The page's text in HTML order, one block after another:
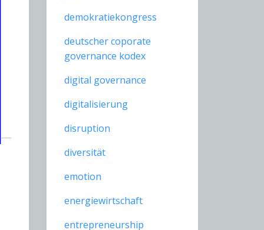
demokratiekongress
deutscher coporate
governance kodex
digital governance
digitalisierung
disruption
diversität
emotion
energiewirtschaft
entrepreneurship